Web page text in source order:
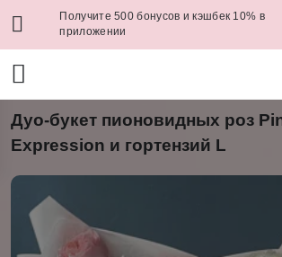
Получите 500 бонусов и кэшбек 10% в
приложении
Дуо-букет пионовидных роз
Expression и гортензий L